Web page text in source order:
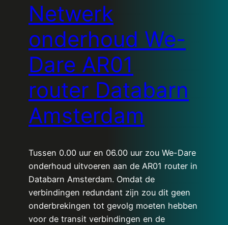
Netwerk
onderhoud We-
Dare AR01
router Databarn
Amsterdam
Tussen 0.00 uur en 06.00 uur zou We-Dare
onderhoud uitvoeren aan de AR01 router in
Databarn Amsterdam. Omdat de
verbindingen redundant zijn zou dit geen
onderbrekingen tot gevolg moeten hebben
voor de transit verbindingen en de